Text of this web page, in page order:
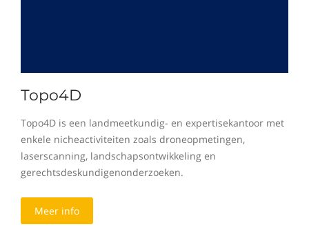
Topo4D
Topo4D is een landmeetkundig- en expertisekantoor met
enkele nicheactiviteiten zoals droneopmetingen,
laserscanning, landschapsontwikkeling en
gerechtsdeskundigenonderzoeken.
Meer info